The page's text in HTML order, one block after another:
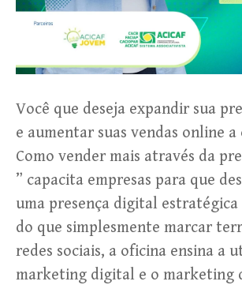
Você que deseja expandir sua
e aumentar suas vendas online a
Como vender mais através da
” capacita empresas para que
uma presença digital estratégica
do que simplesmente marcar
redes sociais, a oficina ensina a
marketing digital e o marketing